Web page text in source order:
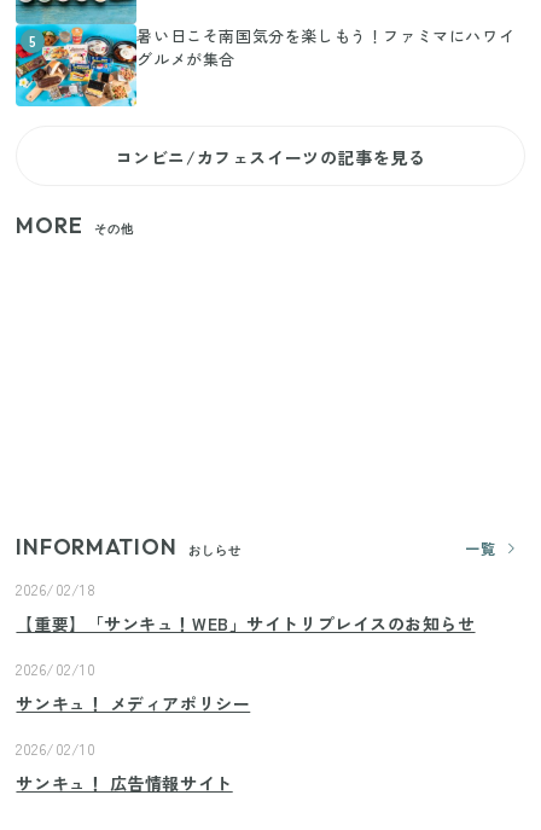
5
暑い日こそ南国気分を楽しもう！ファミマにハワイ
グルメが集合
コンビニ/カフェスイーツの記事を見る
MORE その他
INFORMATION おしらせ
一覧
2026/02/18
【重要】「サンキュ！WEB」サイトリプレイスのお知らせ
2026/02/10
サンキュ！ メディアポリシー
2026/02/10
サンキュ！ 広告情報サイト